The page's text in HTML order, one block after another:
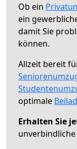
Ob ein
ein
damit Sie
können.
Allzeit bereit
optimale
Erhalten Sie